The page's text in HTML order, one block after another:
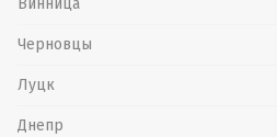
Черновцы
Луцк
Днепр